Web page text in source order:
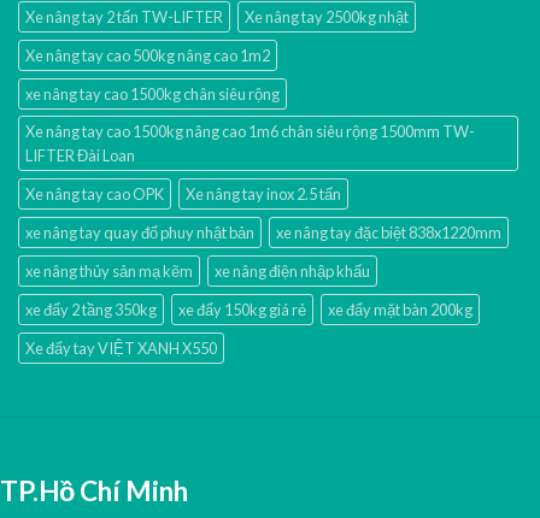
Xe nâng tay 2 tấn TW-LIFTER
Xe nâng tay 2500kg nhật
Xe nâng tay cao 500kg nâng cao 1m2
xe nâng tay cao 1500kg chân siêu rộng
Xe nâng tay cao 1500kg nâng cao 1m6 chân siêu rộng 1500mm TW-
LIFTER Đài Loan
Xe nâng tay cao OPK
Xe nâng tay inox 2.5 tấn
xe nâng tay quay đổ phuy nhật bản
xe nâng tay đặc biệt 838x1220mm
xe nâng thủy sản mạ kẽm
xe nâng điện nhập khấu
xe đẩy 2 tầng 350kg
xe đẩy 150kg giá rẻ
xe đẩy mặt bàn 200kg
Xe đẩy tay VIỆT XANH X550
TP.Hồ Chí Minh